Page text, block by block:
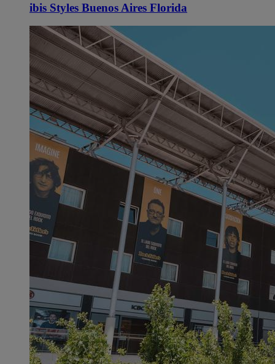
ibis Styles Buenos Aires Florida